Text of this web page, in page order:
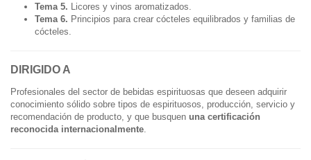
Tema 5. Licores y vinos aromatizados.
Tema 6. Principios para crear cócteles equilibrados y familias de
cócteles.
DIRIGIDO A
Profesionales del sector de bebidas espirituosas que deseen adquirir
conocimiento sólido sobre tipos de espirituosos, producción, servicio y
recomendación de producto, y que busquen una certificación
reconocida internacionalmente